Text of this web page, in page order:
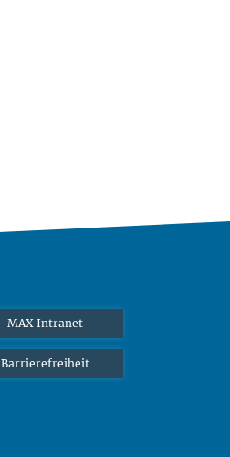
MAX Intranet
Barrierefreiheit